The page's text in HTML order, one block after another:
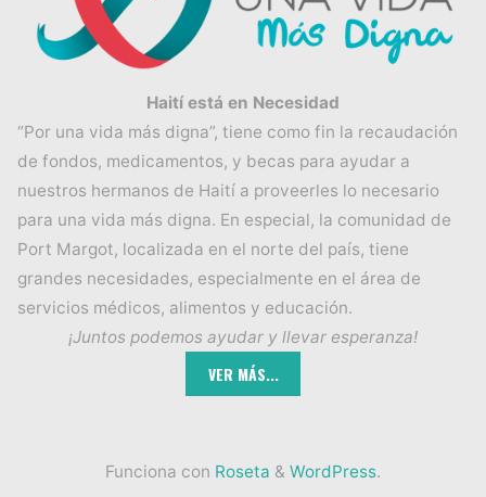
Haití está en Necesidad
“Por una vida más digna”, tiene como fin la recaudación
de fondos, medicamentos, y becas para ayudar a
nuestros hermanos de Haití a proveerles lo necesario
para una vida más digna. En especial, la comunidad de
Port Margot, localizada en el norte del país, tiene
grandes necesidades, especialmente en el área de
servicios médicos, alimentos y educación.
¡Juntos podemos ayudar y llevar esperanza!
Funciona con Roseta & WordPress.